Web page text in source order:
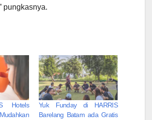
pungkasnya.
Hotels
Yuk Funday di HARRIS
Barelang Batam ada Gratis